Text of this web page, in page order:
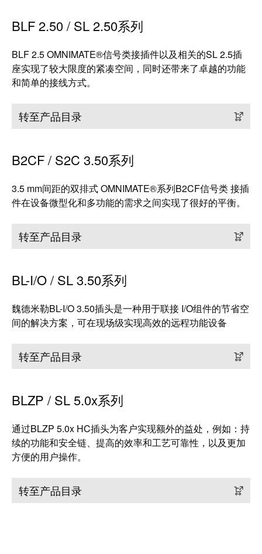
学
习
远
程
访
问
和
端
服
务
工
作
所
和
附
件
工
具
动
机
器
软
件
标
度
斩
获
EcoVadis
金
奖
——
可
续
发
展
领
地
位
官
认
证
行
业
闻
闻
联
系
人
本
BLF 2.50 / SL 2.50系列
BLF 2.5 OMNIMATE®信号类接插件以及相关的SL 2.5插
座实现了较大限度的紧凑空间，同时还带来了卓越的功能
和简单的接线方式。
转至产品目录
B2CF / S2C 3.50系列
3.5 mm间距的双排式 OMNIMATE®系列B2CF信号类 接插
件在设备微型化和多功能的需求之间实现了很好的平衡。
转至产品目录
BL-I/O / SL 3.50系列
魏德米勒BL-I/O 3.50插头是一种用于联接 I/O组件的节省空
间的解决方案，可在现场级实现高效的远程功能设备
转至产品目录
BLZP / SL 5.0x系列
通过BLZP 5.0x HC插头为客户实现额外的益处，例如：持
续的功能和安全链、提高的效率和工艺可靠性，以及更加
方便的用户操作。
转至产品目录